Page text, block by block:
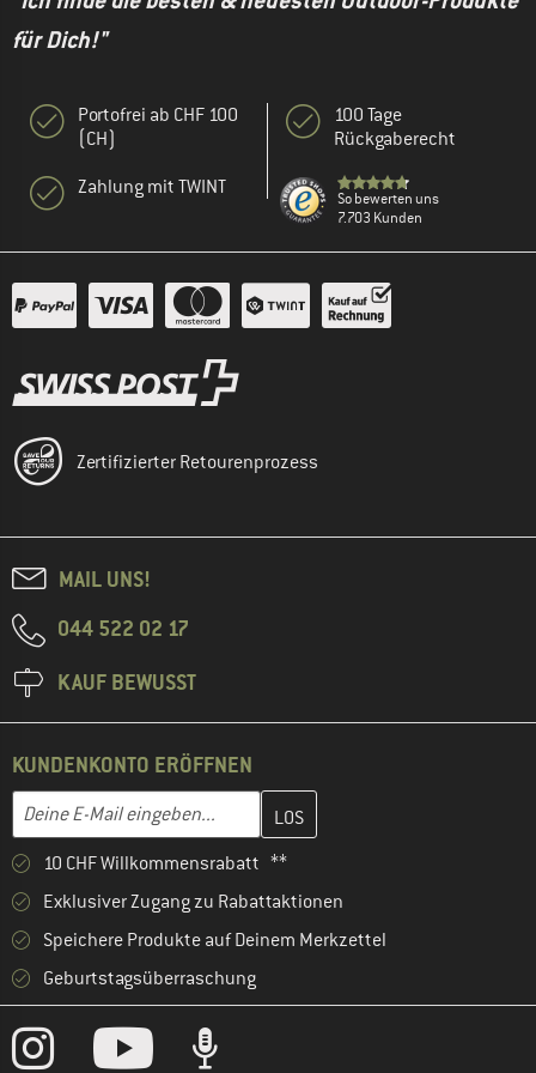
für Dich!"
Portofrei ab CHF 100
(CH)
Zahlung mit TWINT
100 Tage
Rückgaberecht
So bewerten uns
7.703 Kunden
Zertifizierter Retourenprozess
MAIL UNS!
044 522 02 17
KAUF BEWUSST
KUNDENKONTO ERÖFFNEN
E-Mail-Adresse
Gib hier deine E-Mail-Adresse ein und erstelle im nächsten
10 CHF Willkommensrabatt **
Exklusiver Zugang zu Rabattaktionen
Speichere Produkte auf Deinem Merkzettel
Geburtstagsüberraschung